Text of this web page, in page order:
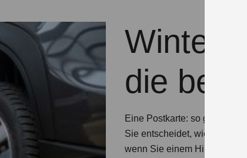
die
Eine Postkarte: so groß ist
Sie entscheidet, wie lang Ihr
wenn Sie einem Hindernis